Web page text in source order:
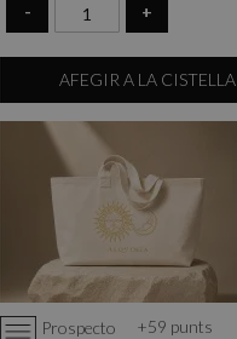
- +
AFEGIR A LA CISTELLA
Prospecto
+59 punts